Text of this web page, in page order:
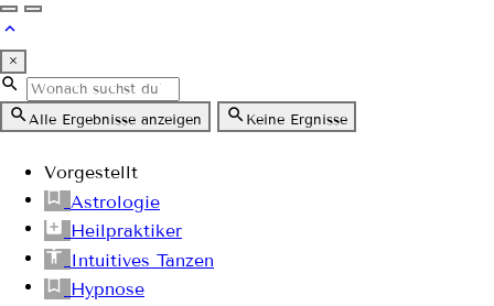
×
Alle Ergebnisse anzeigen Keine Ergnisse
Vorgestellt
Astrologie
Heilpraktiker
Intuitives Tanzen
Hypnose